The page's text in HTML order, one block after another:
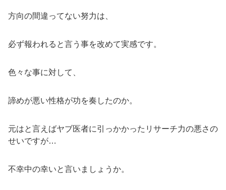
方向の間違ってない努力は、
必ず報われると言う事を改めて実感です。
色々な事に対して、
諦めが悪い性格が功を奏したのか。
元はと言えばヤブ医者に引っかかったリサーチ力の悪さの
せいですが…
不幸中の幸いと言いましょうか。